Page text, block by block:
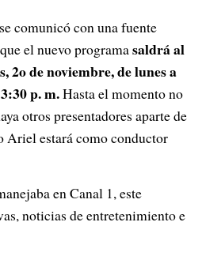
comunicó con una fuente
el nuevo programasaldrá al
2o de noviembre, de lunes a
p. m.Hasta el momento no
otros presentadores aparte de
Ariel estará como conductor
en Canal 1, este
noticias de entretenimiento e